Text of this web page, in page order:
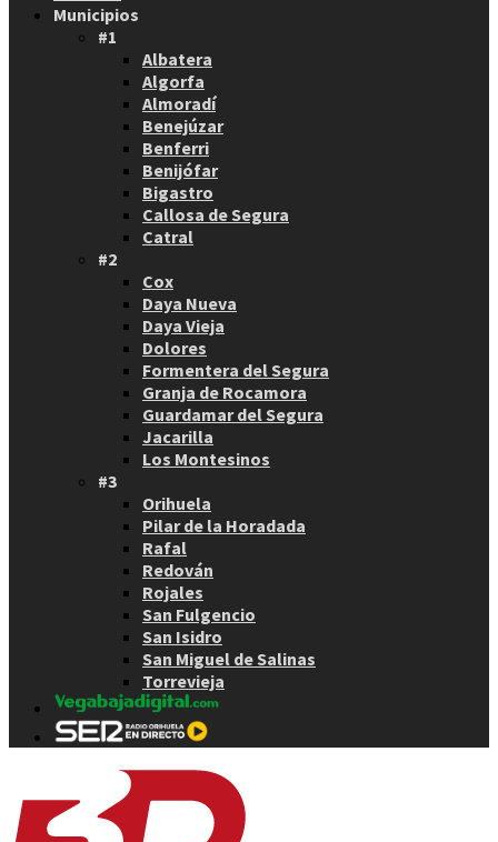
Municipios
#1
Albatera
Algorfa
Almoradí
Benejúzar
Benferri
Benijófar
Bigastro
Callosa de Segura
Catral
#2
Cox
Daya Nueva
Daya Vieja
Dolores
Formentera del Segura
Granja de Rocamora
Guardamar del Segura
Jacarilla
Los Montesinos
#3
Orihuela
Pilar de la Horadada
Rafal
Redován
Rojales
San Fulgencio
San Isidro
San Miguel de Salinas
Torrevieja